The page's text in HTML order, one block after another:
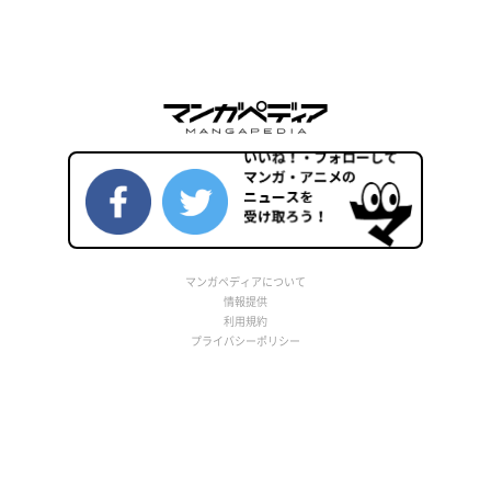
マンガペディアについて
情報提供
利用規約
プライバシーポリシー